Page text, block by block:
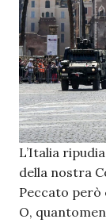
L’Italia
della nostra
Peccato però
O,